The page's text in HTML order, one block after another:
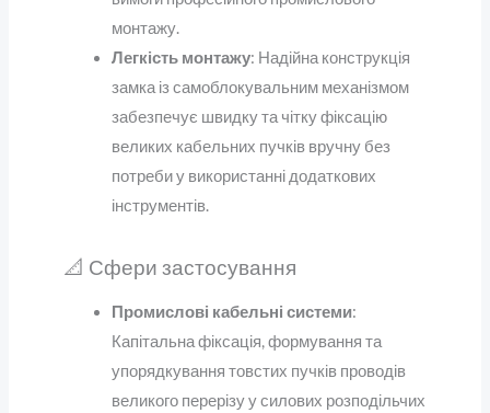
монтажу.
Легкість монтажу: Надійна конструкція
замка із самоблокувальним механізмом
забезпечує швидку та чітку фіксацію
великих кабельних пучків вручну без
потреби у використанні додаткових
інструментів.
📐 Сфери застосування
Промислові кабельні системи:
Капітальна фіксація, формування та
упорядкування товстих пучків проводів
великого перерізу у силових розподільчих